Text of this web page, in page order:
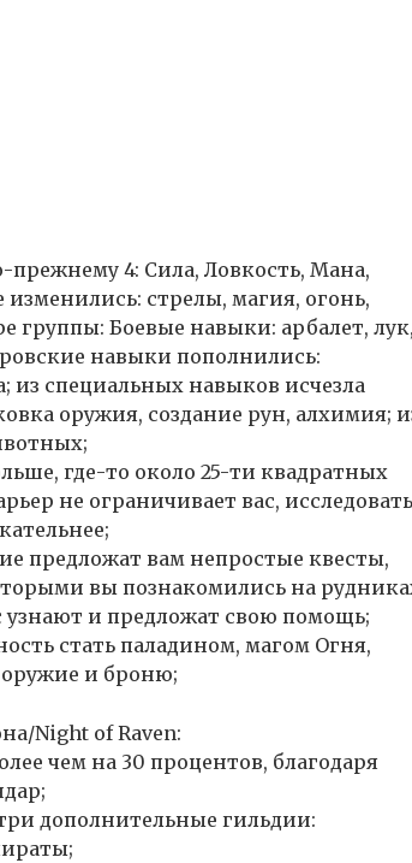
прежнему 4: Сила, Ловкость, Мана,
стрелы, магия, огонь,
группы: Боевые навыки: арбалет, лук,
навыки пополнились:
специальных навыков исчезла
оружия, создание рун, алхимия;
где-то около 25-ти квадратных
не ограничивает вас, исследовать
предложат вам непростые квесты,
вы познакомились на
и предложат свою помощь;
стать паладином, магом Огня,
и броню;
Night of Raven:
чем на 30 процентов, благодаря
дополнительные гильдии: